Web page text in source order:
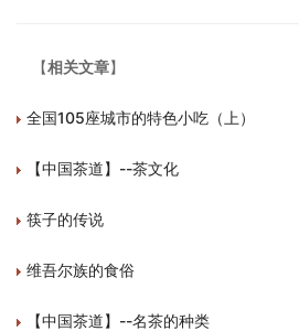
【相关文章】
全国105座城市的特色小吃（上）
【中国茶道】--茶文化
筷子的传说
维吾尔族的食俗
【中国茶道】--名茶的种类